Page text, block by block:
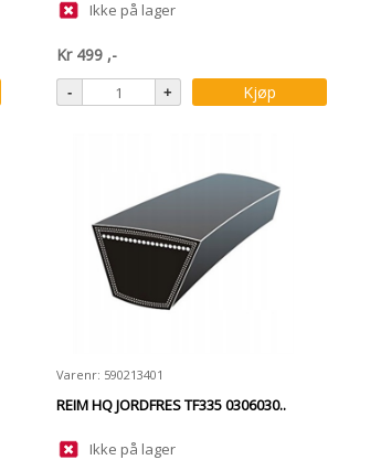
Ikke på lager
Kr 499 ,-
Kjøp
Varenr: 590213401
REIM HQ JORDFRES TF335 0306030..
Ikke på lager